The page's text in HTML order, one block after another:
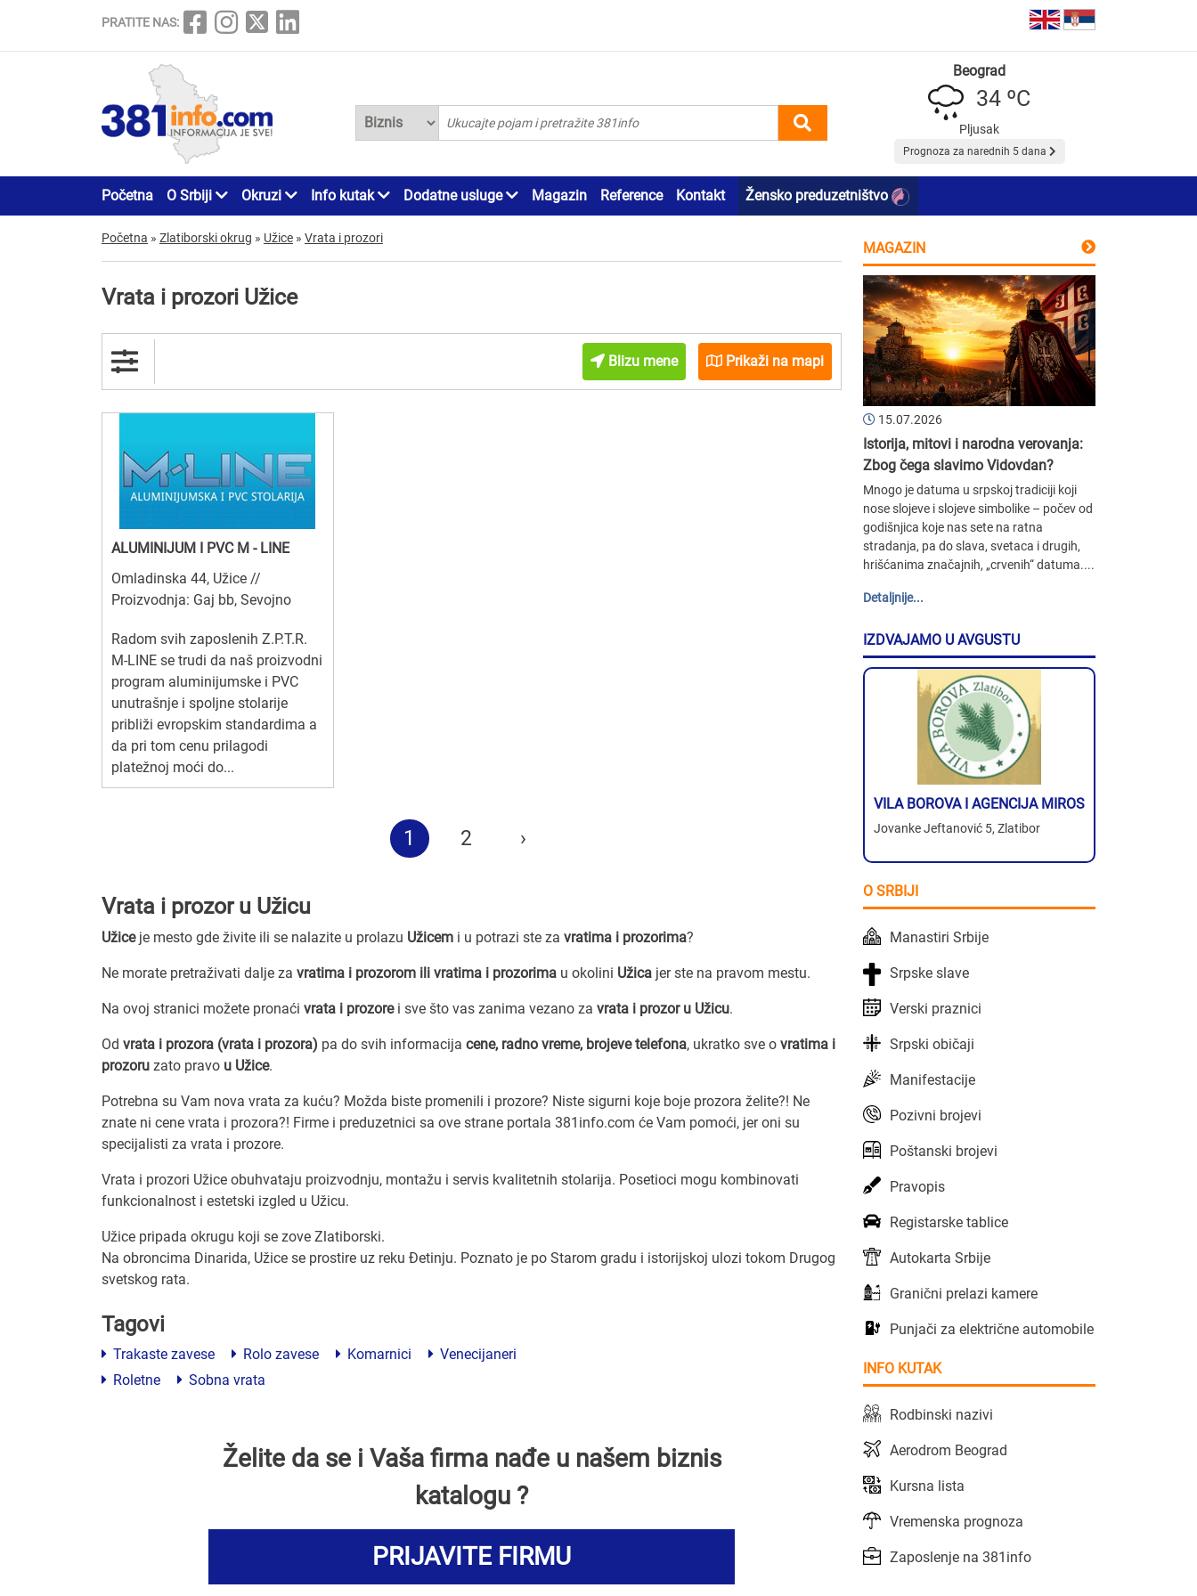
PRATITE NAS:
Beograd
34 ºC
Pljusak
Prognoza za narednih 5 dana
Početna O Srbiji Okruzi Info kutak Dodatne usluge Magazin Reference Kontakt Žensko preduzetništvo
Početna » Zlatiborski okrug » Užice » Vrata i prozori
Vrata i prozori Užice
Blizu mene Prikaži na mapi
ALUMINIJUM I PVC M - LINE
Omladinska 44, Užice //
Proizvodnja: Gaj bb, Sevojno
Radom svih zaposlenih Z.P.T.R.
M-LINE se trudi da naš proizvodni
program aluminijumske i PVC
unutrašnje i spoljne stolarije
približi evropskim standardima a
da pri tom cenu prilagodi
platežnoj moći do...
1 2 ›
Vrata i prozor u Užicu
Užiceje mesto gde živite ili se nalazite u prolazu Užicem i u potrazi ste za vratima i prozorima?
Ne morate pretraživati dalje za vratima i prozorom ili vratima i prozorima u okolini Užica jer ste na pravom mestu.
Na ovoj stranici možete pronaći vrata i prozorei sve što vas zanima vezano za vrata i prozor u Užicu.
Od vrata i prozora (vrata i prozora) pa do svih informacija cene, radno vreme, brojeve telefona, ukratko sve o vratima i
prozoru zato pravo u Užice.
Potrebna su Vam nova vrata za kuću? Možda biste promenili i prozore? Niste sigurni koje boje prozora želite?! Ne
znate ni cene vrata i prozora?! Firme i preduzetnici sa ove strane portala 381info.com će Vam pomoći, jer oni su
specijalisti za vrata i prozore.
Vrata i prozori Užice obuhvataju proizvodnju, montažu i servis kvalitetnih stolarija. Posetioci mogu kombinovati
funkcionalnost i estetski izgled u Užicu.
Užice pripada okrugu koji se zove Zlatiborski.
Na obroncima Dinarida, Užice se prostire uz reku Đetinju. Poznato je po Starom gradu i istorijskoj ulozi tokom Drugog
svetskog rata.
Tagovi
Trakaste zavese Rolo zavese Komarnici
Venecijaneri
Roletne
Sobna vrata
Želite da se i Vaša firma nađe u našem biznis
katalogu ?
PRIJAVITE FIRMU
MAGAZIN
15.07.2026
Istorija, mitovi i narodna verovanja:
Zbog čega slavimo Vidovdan?
Mnogo je datuma u srpskoj tradiciji koji
nose slojeve i slojeve simbolike – počev od
godišnjica koje nas sete na ratna
stradanja, pa do slava, svetaca i drugih,
hrišćanima značajnih, „crvenih“ datuma....
Detaljnije...
IZDVAJAMO U AVGUSTU
VILA BOROVA I AGENCIJA MIROS
Jovanke Jeftanović 5, Zlatibor
O SRBIJI
Manastiri Srbije
Srpske slave
Verski praznici
Srpski običaji
Manifestacije
Pozivni brojevi
Poštanski brojevi
Pravopis
Registarske tablice
Autokarta Srbije
Granični prelazi kamere
Punjači za električne automobile
INFO KUTAK
Rodbinski nazivi
Aerodrom Beograd
Kursna lista
Vremenska prognoza
Zaposlenje na 381info